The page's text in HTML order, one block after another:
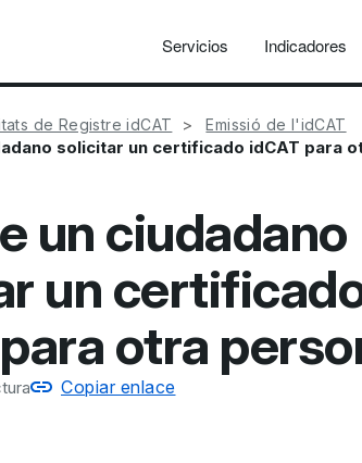
Servicios Indicadores
de Registre idCAT Emissió de l'idCAT
solicitar un certificado idCAT para
un ciudadano
un
otra
Copiar enlace